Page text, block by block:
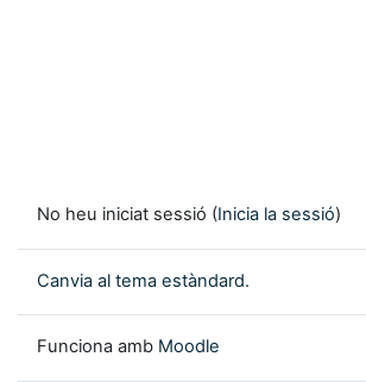
No heu iniciat sessió (Inicia la sessió)
Canvia al tema estàndard.
Funciona amb Moodle